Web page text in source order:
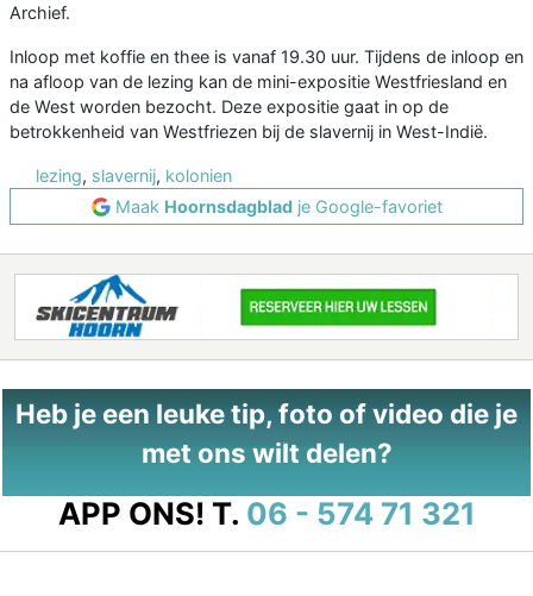
Archief.
Inloop met koffie en thee is vanaf 19.30 uur. Tijdens de inloop en
na afloop van de lezing kan de mini-expositie Westfriesland en
de West worden bezocht. Deze expositie gaat in op de
betrokkenheid van Westfriezen bij de slavernij in West-Indië.
lezing, slavernij, kolonien
Maak Hoornsdagbladje Google-favoriet
Heb je een leuke tip, foto of video die je
met ons wilt delen?
APP ONS! T. 06 - 574 71 321